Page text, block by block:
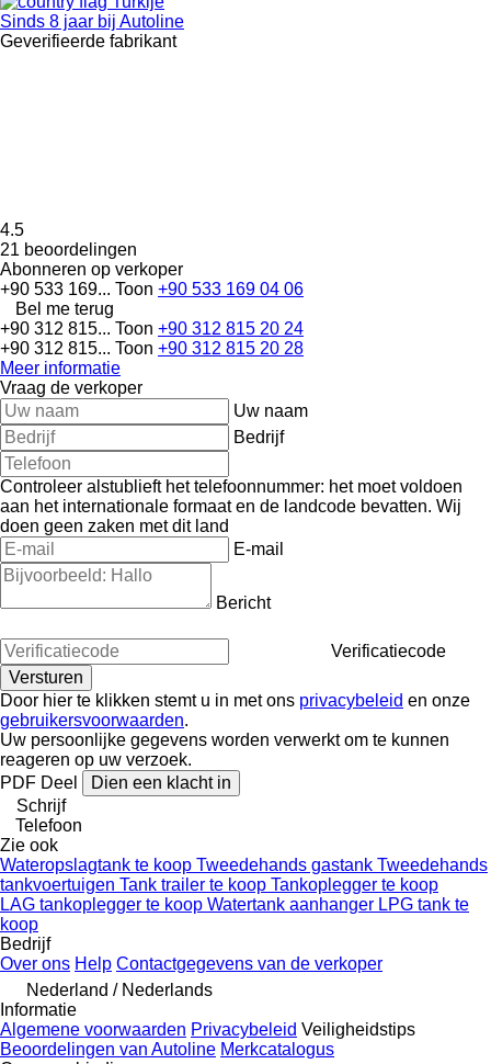
Sinds 8 jaar bij Autoline
Geverifieerde fabrikant
4.5
21 beoordelingen
Abonneren op verkoper
+90 533 169... Toon +90 533 169 04 06
Bel me terug
+90 312 815... Toon +90 312 815 20 24
+90 312 815... Toon +90 312 815 20 28
Meer informatie
Vraag de verkoper
Uw naam
Bedrijf
Controleer alstublieft het telefoonnummer: het moet voldoen
aan het internationale formaat en de landcode bevatten. Wij
doen geen zaken met dit land
E-mail
Bericht
Verificatiecode
Door hier te klikken stemt u in met ons privacybeleid en onze
gebruikersvoorwaarden.
Uw persoonlijke gegevens worden verwerkt om te kunnen
reageren op uw verzoek.
PDF Deel
Dien een klacht in
Schrijf
Telefoon
Zie ook
Wateropslagtank te koop Tweedehands gastank Tweedehands
tankvoertuigen Tank trailer te koop Tankoplegger te koop
LAG tankoplegger te koop Watertank aanhanger LPG tank te
koop
Bedrijf
Over ons Help Contactgegevens van de verkoper
Nederland / Nederlands
Informatie
Algemene voorwaarden Privacybeleid Veiligheidstips
Beoordelingen van Autoline Merkcatalogus